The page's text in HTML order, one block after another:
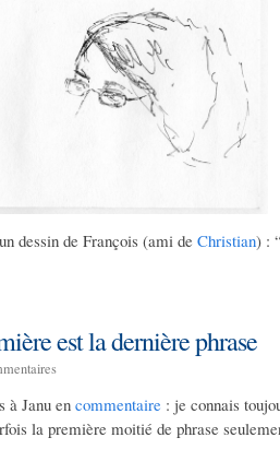
dessin de François (ami de Christian) :
est la dernière phrase
à Janu en commentaire : je connais
la première moitié de phrase